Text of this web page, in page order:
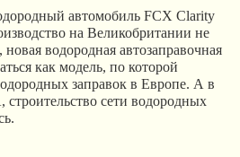
автомобиль FCX Clarity
на Великобритании не
водородная автозаправочная
как модель, по которой
заправок в Европе. А в
сети водородных